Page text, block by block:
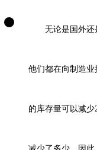
无论是国外还
他们都在向制造业
的库存量可以减